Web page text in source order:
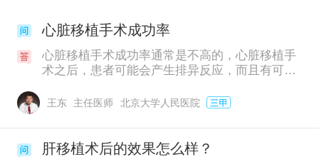
心脏移植手术成功率
心脏移植手术成功率通常是不高的，心脏移植手
术之后，患者可能会产生排异反应，而且有可能
后，需要口服一些排异的药物，并且要定期到医
王东 主任医师 北京大学人民医院
肝移植术后的效果怎么样？